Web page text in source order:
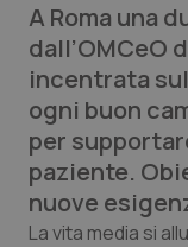
Lettere al
Edizioni
QS Pro
Professionisti
A Roma una
dall’OMCeO
incentrata
ogni buon
per
paziente.
nuove
La vita media si